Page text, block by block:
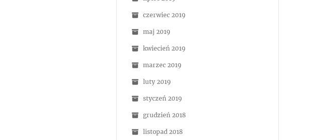
czerwiec 2019
maj 2019
kwiecień 2019
marzec 2019
luty 2019
styczeń 2019
grudzień 2018
listopad 2018